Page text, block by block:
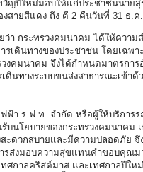
ญปีใหม่มอบให้แก่ประชาชนนาย
สายสีแดง ถึง ตี 2 คืนวันที่ 31
า กระทรวงคมนาคม ได้ให้ควา
ดินทางของประชาชน โดยเฉพา
คมนาคม จึงได้กำหนดมาตรกา
นทางระบบขนส่งสาธารณะเข้า
า ร.ฟ.ท. จำกัด หรือผู้ให้บริการร
โยบายของกระทรวงคมนาคม
ดวกสบายและมีความปลอดภัย จึ
รส่งมอบความสุขแทนคำขอบคุณ
กาลคริสต์มาส และเทศกาลปีใ